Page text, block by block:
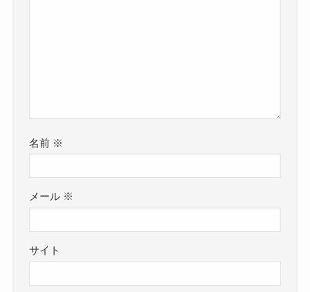
名前 ※
メール ※
サイト